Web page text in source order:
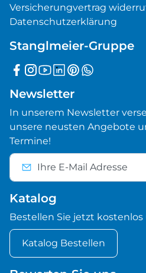
Versicherungvertrag
Datenschutzerklärung
Stanglmeier-Gruppe
Newsletter
In unserem Newsletter
unsere neusten Angebote
Termine!
Katalog
Bestellen Sie jetzt kostenlos
Katalog Bestellen